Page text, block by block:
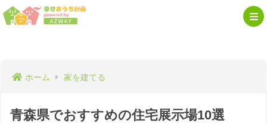
ホーム 家を建てる
青森県でおすすめの住宅展示場10選